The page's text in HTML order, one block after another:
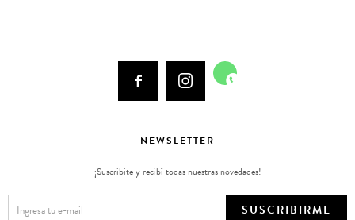
  
NEWSLETTER
¡Suscribite y recibí todas nuestras novedades!
SUSCRIBIRME